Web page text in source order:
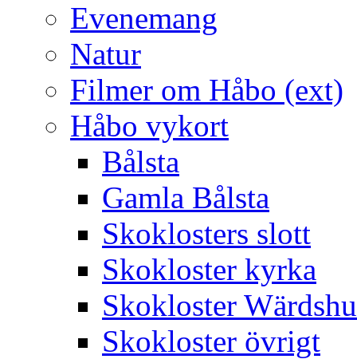
Evenemang
Natur
Filmer om Håbo (ext)
Håbo vykort
Bålsta
Gamla Bålsta
Skoklosters slott
Skokloster kyrka
Skokloster
Skokloster övrigt